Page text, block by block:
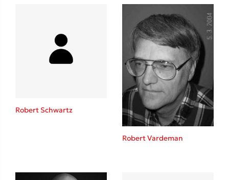
Παύλος Καστανάς
Robert Schwartz
Robert Vardeman